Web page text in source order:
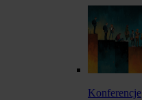
Konferencje